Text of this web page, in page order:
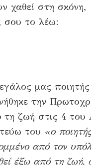
χαθεί στη σκόνη,
σου το λέω:
μας
την
τη ζωή στις 4 του
του «ο
από τον
έξω από τη